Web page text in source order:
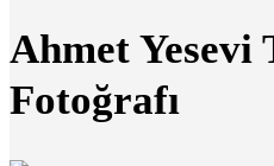
Ahmet Yesevi
Fotoğrafı